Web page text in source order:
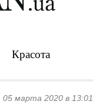
Красота
05 марта 2020 в 13:01